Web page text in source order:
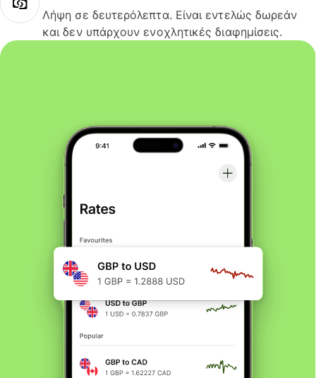
Λήψη σε δευτερόλεπτα. Είναι εντελώς δωρεάν
και δεν υπάρχουν ενοχλητικές διαφημίσεις.